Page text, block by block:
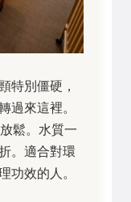
特別僵硬，
過來這裡。
鬆。水質一
。適合對環
功效的人。